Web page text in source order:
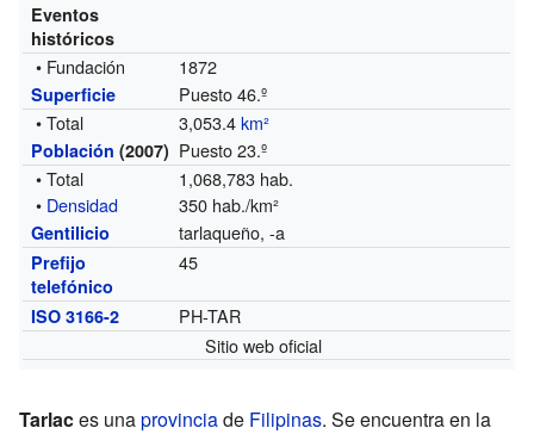
Eventos
históricos
• Fundación 1872
Superficie
Puesto 46.º
• Total
3,053.4km²
Población (2007) Puesto 23.º
• Total
1,068,783 hab.
• Densidad 350 hab./km²
Gentilicio tarlaqueño, -a
Prefijo
telefónico
45
ISO 3166-2
PH-TAR
Sitio web oficial
Tarlaces unaprovinciade Filipinas. Se encuentra en la